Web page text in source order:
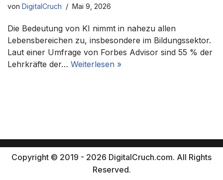
von DigitalCruch Mai 9, 2026
Die Bedeutung von KI nimmt in nahezu allen
Lebensbereichen zu, insbesondere im Bildungssektor.
Laut einer Umfrage von Forbes Advisor sind 55 % der
Lehrkräfte der… Weiterlesen »
Copyright © 2019 - 2026 DigitalCruch.com. All Rights
Reserved.